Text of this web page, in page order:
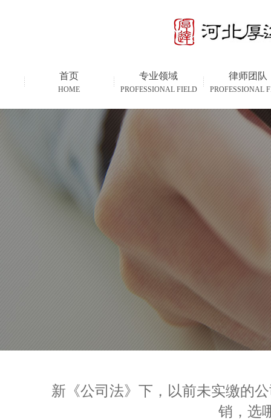
首页
HOME
专业领域
PROFESSIONAL FIELD
律师团队
PROFESSIONAL
新《公司法》下，以前未实缴的
销，选